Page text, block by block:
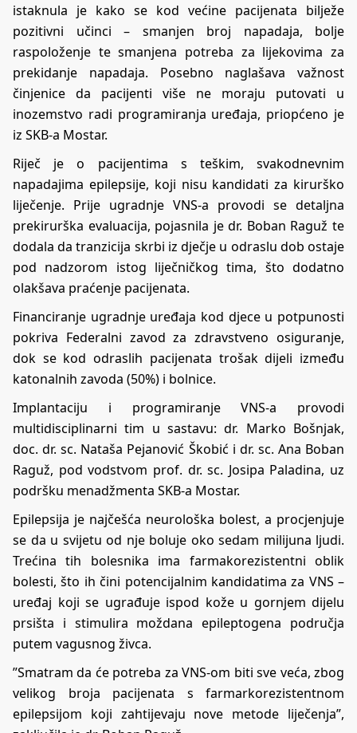
istaknula je kako se kod većine pacijenata bilježe
pozitivni učinci – smanjen broj napadaja, bolje
raspoloženje te smanjena potreba za lijekovima za
prekidanje napadaja. Posebno naglašava važnost
činjenice da pacijenti više ne moraju putovati u
inozemstvo radi programiranja uređaja, priopćeno je
iz SKB-a Mostar.
Riječ je o pacijentima s teškim, svakodnevnim
napadajima epilepsije, koji nisu kandidati za kirurško
liječenje. Prije ugradnje VNS-a provodi se detaljna
prekirurška evaluacija, pojasnila je dr. Boban Raguž te
dodala da tranzicija skrbi iz dječje u odraslu dob ostaje
pod nadzorom istog liječničkog tima, što dodatno
olakšava praćenje pacijenata.
Financiranje ugradnje uređaja kod djece u potpunosti
pokriva Federalni zavod za zdravstveno osiguranje,
dok se kod odraslih pacijenata trošak dijeli između
katonalnih zavoda (50%) i bolnice.
Implantaciju i programiranje VNS-a provodi
multidisciplinarni tim u sastavu: dr. Marko Bošnjak,
doc. dr. sc. Nataša Pejanović Škobić i dr. sc. Ana Boban
Raguž, pod vodstvom prof. dr. sc. Josipa Paladina, uz
podršku menadžmenta SKB-a Mostar.
Epilepsija je najčešća neurološka bolest, a procjenjuje
se da u svijetu od nje boluje oko sedam milijuna ljudi.
Trećina tih bolesnika ima farmakorezistentni oblik
bolesti, što ih čini potencijalnim kandidatima za VNS –
uređaj koji se ugrađuje ispod kože u gornjem dijelu
prsišta i stimulira moždana epileptogena područja
putem vagusnog živca.
”Smatram da će potreba za VNS-om biti sve veća, zbog
velikog broja pacijenata s farmarkorezistentnom
epilepsijom koji zahtijevaju nove metode liječenja”,